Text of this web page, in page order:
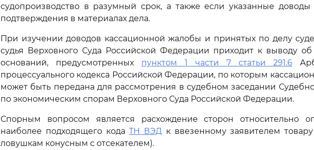
судопроизводство в разумный срок, а также если указанные доводы
подтверждения в материалах дела.
При изучении доводов кассационной жалобы и принятых по делу
судья Верховного Суда Российской Федерации приходит к выводу об
оснований, предусмотренных пунктом 1 части 7 статьи 291.6
процессуального кодекса Российской Федерации, по которым
может быть передана для рассмотрения в судебном заседании
по экономическим спорам Верховного Суда Российской Федерации.
Спорным вопросом является расхождение сторон относительно
наиболее подходящего кодаТН ВЭД к ввезенному заявителем
ловушкам конусным с отсекателем).